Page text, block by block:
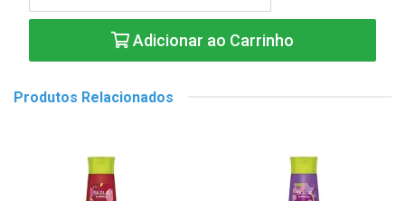
Adicionar ao Carrinho
Produtos Relacionados